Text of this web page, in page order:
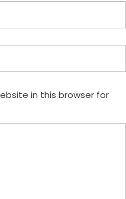
in this browser for